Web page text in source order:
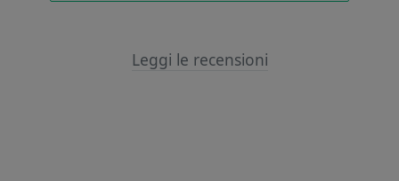
Leggi le recensioni